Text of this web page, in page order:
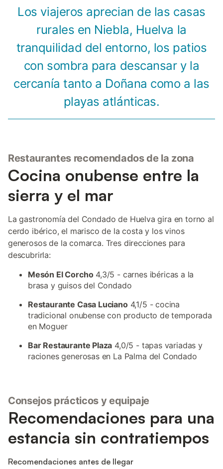
Los viajeros aprecian de las casas
rurales en Niebla, Huelva la
tranquilidad del entorno, los patios
con sombra para descansar y la
cercanía tanto a Doñana como a las
playas atlánticas.
Restaurantes recomendados de la zona
Cocina onubense entre la
sierra y el mar
La gastronomía del Condado de Huelva gira en torno al
cerdo ibérico, el marisco de la costa y los vinos
generosos de la comarca. Tres direcciones para
descubrirla:
Mesón El Corcho4,3/5 - carnes ibéricas a la
brasa y guisos del Condado
Restaurante Casa Luciano4,1/5 - cocina
tradicional onubense con producto de temporada
en Moguer
Bar Restaurante Plaza 4,0/5 - tapas variadas y
raciones generosas en La Palma del Condado
Consejos prácticos y equipaje
Recomendaciones para una
estancia sin contratiempos
Recomendaciones antes de llegar